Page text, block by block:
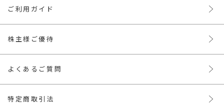
ご利用ガイド
株主様ご優待
よくあるご質問
特定商取引法